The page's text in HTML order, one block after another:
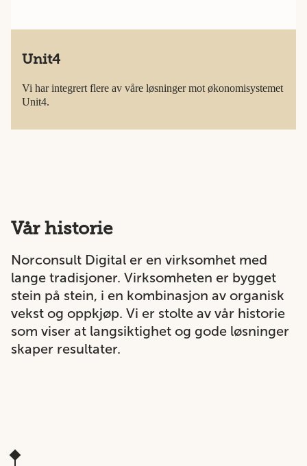
Unit4
Vi har integrert flere av våre løsninger mot økonomisystemet
Unit4.
Vår historie
Norconsult Digital er en virksomhet med
lange tradisjoner. Virksomheten er bygget
stein på stein, i en kombinasjon av organisk
vekst og oppkjøp. Vi er stolte av vår historie
som viser at langsiktighet og gode løsninger
skaper resultater.